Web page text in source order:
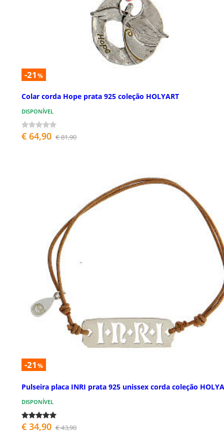
-21 %
Colar corda Hope prata 925 coleção HOLYART
DISPONÍVEL
€ 64,90 € 81,90
-21 %
Pulseira placa INRI prata 925 unissex corda coleção
DISPONÍVEL
€ 34,90 € 43,90